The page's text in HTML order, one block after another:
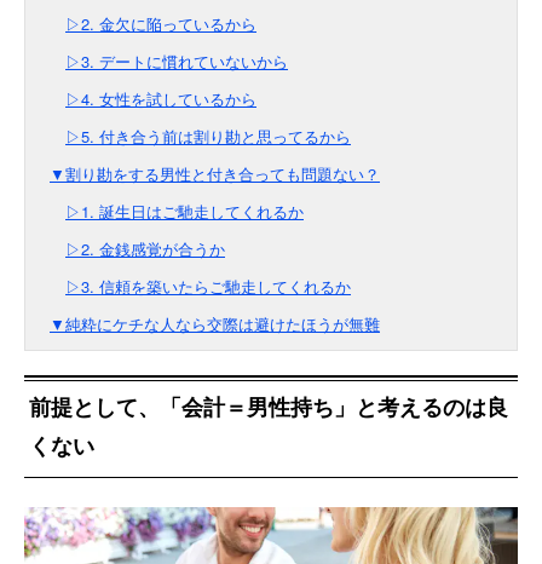
▷2. 金欠に陥っているから
▷3. デートに慣れていないから
▷4. 女性を試しているから
▷5. 付き合う前は割り勘と思ってるから
▼割り勘をする男性と付き合っても問題ない？
▷1. 誕生日はご馳走してくれるか
▷2. 金銭感覚が合うか
▷3. 信頼を築いたらご馳走してくれるか
▼純粋にケチな人なら交際は避けたほうが無難
前提として、「会計＝男性持ち」と考えるのは良
くない